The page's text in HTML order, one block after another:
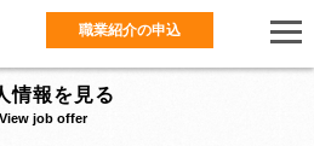
職業紹介の申込
情報を見る
View job offer